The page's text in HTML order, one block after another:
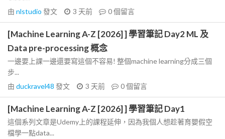
由 nlstudio 發文 3 天前 0個留言
[Machine Learning A-Z [2026] ] 學習筆記 Day2 ML 及
Data pre-processing 概念
一邊要上課一邊還要寫這個不容易! 整個machine learning分成三個
步...
由 duckravel48 發文 3 天前 0個留言
[Machine Learning A-Z [2026] ] 學習筆記 Day1
這個系列文章是Udemy上的課程延伸，因為我個人想趁著育嬰假空
檔學一點data...